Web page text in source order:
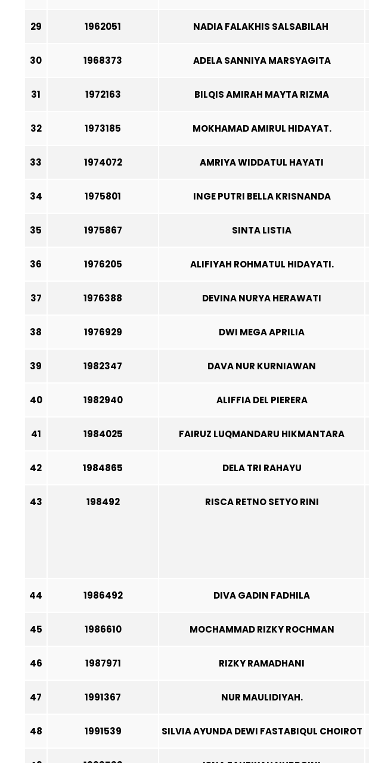
29 1962051 NADIA FALAKHIS SALSABILAH
30 1968373 ADELA SANNIYA MARSYAGITA
31 1972163 BILQIS AMIRAH MAYTA RIZMA
32 1973185 MOKHAMAD AMIRUL HIDAYAT.
33 1974072 AMRIYA WIDDATUL HAYATI
34 1975801 INGE PUTRI BELLA KRISNANDA
35 1975867 SINTA LISTIA
36 1976205 ALIFIYAH ROHMATUL HIDAYATI.
37 1976388 DEVINA NURYA HERAWATI
38 1976929 DWI MEGA APRILIA
39 1982347 DAVA NUR KURNIAWAN
40 1982940 ALIFFIA DEL PIERERA
41 1984025 FAIRUZ LUQMANDARU HIKMANTARA
42 1984865 DELA TRI RAHAYU
43 198492 RISCA RETNO SETYO RINI
44 1986492 DIVA GADIN FADHILA
45 1986610 MOCHAMMAD RIZKY ROCHMAN
46 1987971 RIZKY RAMADHANI
47 1991367 NUR MAULIDIYAH.
48 1991539 SILVIA AYUNDA DEWI FASTABIQUL CHOIROT